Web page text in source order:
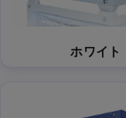
ホワイト